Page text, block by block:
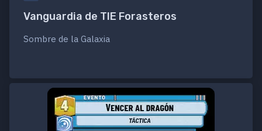
Vanguardia de TIE Forasteros
Sombre de la Galaxia